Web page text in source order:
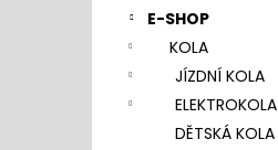
E-SHOP
KOLA
JÍZDNÍ KOLA
ELEKTROKOLA
DĚTSKÁ KOLA